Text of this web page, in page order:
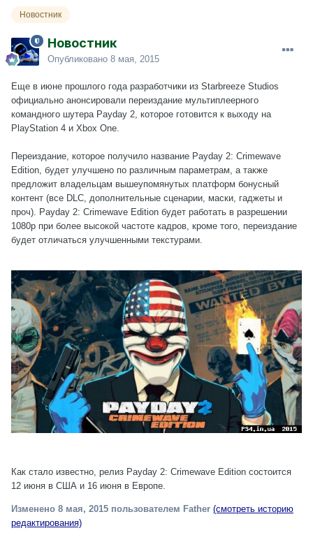
Новостник
Новостник
Опубликовано 8 мая, 2015
Еще в июне прошлого года разработчики из Starbreeze Studios
официально анонсировали переиздание мультиплеерного
командного шутера Payday 2, которое готовится к выходу на
PlayStation 4 и Xbox One.
Переиздание, которое получило название Payday 2: Crimewave
Edition, будет улучшено по различным параметрам, а также
предложит владельцам вышеупомянутых платформ бонусный
контент (все DLC, дополнительные сценарии, маски, гаджеты и
проч). Payday 2: Crimewave Edition будет работать в разрешении
1080р при более высокой частоте кадров, кроме того, переиздание
будет отличаться улучшенными текстурами.
Как стало известно, релиз Payday 2: Crimewave Edition состоится
12 июня в США и 16 июня в Европе.
Изменено 8 мая, 2015 пользователем Father (смотреть историю
редактирования)